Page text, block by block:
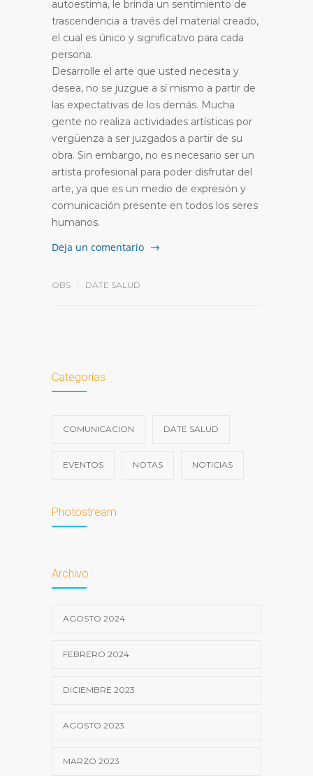
autoestima, le brinda un sentimiento de
trascendencia a través del material creado,
el cual es único y significativo para cada
persona.
Desarrolle el arte que usted necesita y
desea, no se juzgue a sí mismo a partir de
las expectativas de los demás. Mucha
gente no realiza actividades artísticas por
vergüenza a ser juzgados a partir de su
obra. Sin embargo, no es necesario ser un
artista profesional para poder disfrutar del
arte, ya que es un medio de expresión y
comunicación presente en todos los seres
humanos.
Deja un comentario
OBS DATE SALUD
Categorías
COMUNICACION DATE SALUD
EVENTOS NOTAS NOTICIAS
Photostream
Archivo
AGOSTO 2024
FEBRERO 2024
DICIEMBRE 2023
AGOSTO 2023
MARZO 2023